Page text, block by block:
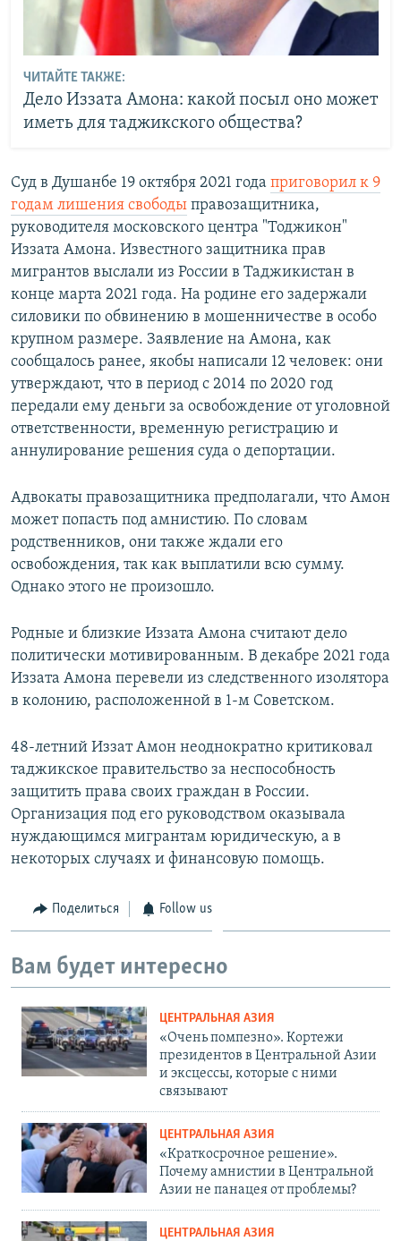
ЧИТАЙТЕ ТАКЖЕ:
Дело Иззата Амона: какой посыл оно может
иметь для таджикского общества?
Суд в Душанбе 19 октября 2021 года приговорил к 9
годам лишения свободы правозащитника,
руководителя московского центра "Тоджикон"
Иззата Амона. Известного защитника прав
мигрантов выслали из России в Таджикистан в
конце марта 2021 года. На родине его задержали
силовики по обвинению в мошенничестве в особо
крупном размере. Заявление на Амона, как
сообщалось ранее, якобы написали 12 человек: они
утверждают, что в период с 2014 по 2020 год
передали ему деньги за освобождение от уголовной
ответственности, временную регистрацию и
аннулирование решения суда о депортации.
Адвокаты правозащитника предполагали, что Амон
может попасть под амнистию. По словам
родственников, они также ждали его
освобождения, так как выплатили всю сумму.
Однако этого не произошло.
Родные и близкие Иззата Амона считают дело
политически мотивированным. В декабре 2021 года
Иззата Амона перевели из следственного изолятора
в колонию, расположенной в 1-м Советском.
48-летний Иззат Амон неоднократно критиковал
таджикское правительство за неспособность
защитить права своих граждан в России.
Организация под его руководством оказывала
нуждающимся мигрантам юридическую, а в
некоторых случаях и финансовую помощь.
Поделиться Follow us
Вам будет интересно
ЦЕНТРАЛЬНАЯ АЗИЯ
«Очень помпезно». Кортежи
президентов в Центральной Азии
и эксцессы, которые с ними
связывают
ЦЕНТРАЛЬНАЯ АЗИЯ
«Краткосрочное решение».
Почему амнистии в Центральной
Азии не панацея от проблемы?
ЦЕНТРАЛЬНАЯ АЗИЯ